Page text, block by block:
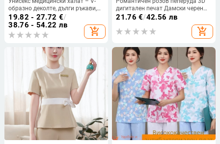
образно деколте, дълги ръкави,
памук-полиестер смес (30-50%
памук, 50-70% полиестер),
влагоотвеждащ
19.82 - 27.72 €/
38.76 - 54.22 лв
add_shopping_cart
дигитален печат Дамски черен
универсален пуловер с V-образно
деколте и къс ръкав, тениска за
кърмене
21.76 €/42.56 лв
add_shopping_cart